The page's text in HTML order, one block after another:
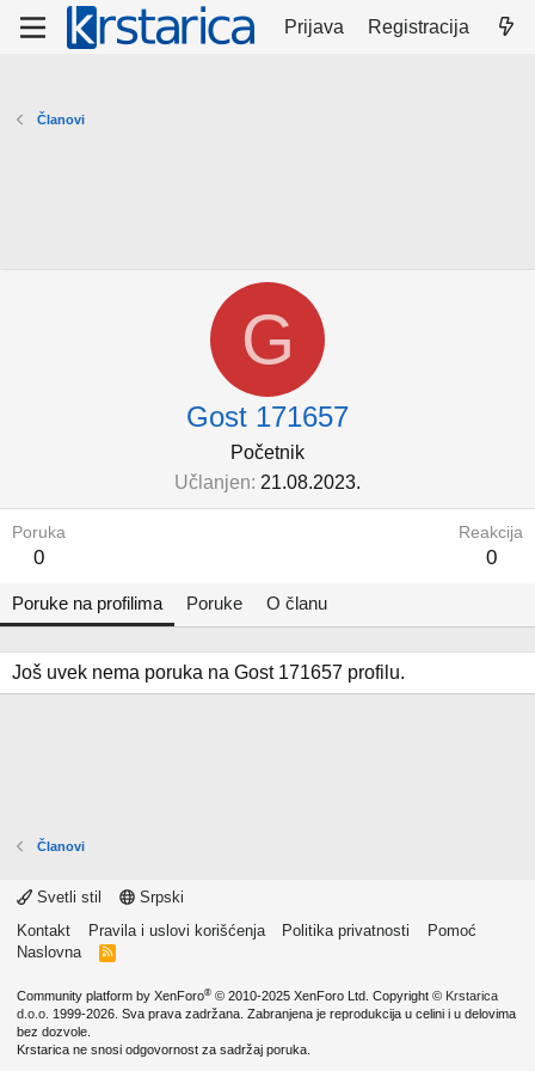
Prijava Registracija
Članovi
G
Gost 171657
Početnik
Učlanjen 21.08.2023.
Poruka
0
Reakcija
0
Poruke na profilima Poruke O članu
Još uvek nema poruka na Gost 171657 profilu.
Članovi
Svetli stil
Srpski
Kontakt
Pravila i uslovi korišćenja Politika privatnosti
Pomoć
Naslovna
R
Community platform by XenForo® © 2010-2025 XenForo Ltd. Copyright © Krstarica
d.o.o. 1999-2026. Sva prava zadržana. Zabranjena je reprodukcija u celini i u delovima
bez dozvole.
Krstarica ne snosi odgovornost za sadržaj poruka.